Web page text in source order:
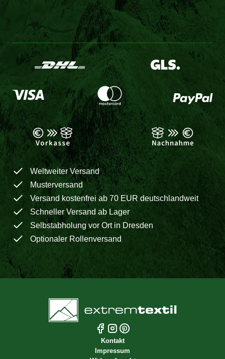
Weltweiter Versand
Musterversand
Versand kostenfrei ab 70 EUR deutschlandweit
Schneller Versand ab Lager
Selbstabholung vor Ort in Dresden
Optionaler Rollenversand
Kontakt
Impressum